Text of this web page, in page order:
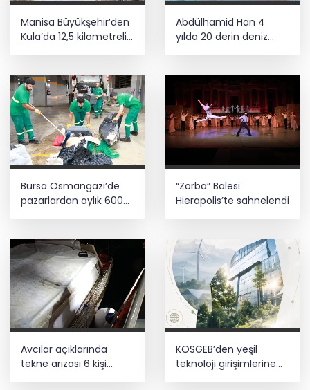
Manisa Büyükşehir’den
Kula’da 12,5 kilometrelik
yol hamlesi
Abdülhamid Han 4
yılda 20 derin deniz
kuyusu tamamladı
Bursa Osmangazi’de
pazarlardan aylık 600
“Zorba” Balesi
Hierapolis’te sahnelendi
Avcılar açıklarında
tekne arızası 6 kişi
KOSGEB’den yeşil
teknoloji girişimlerine